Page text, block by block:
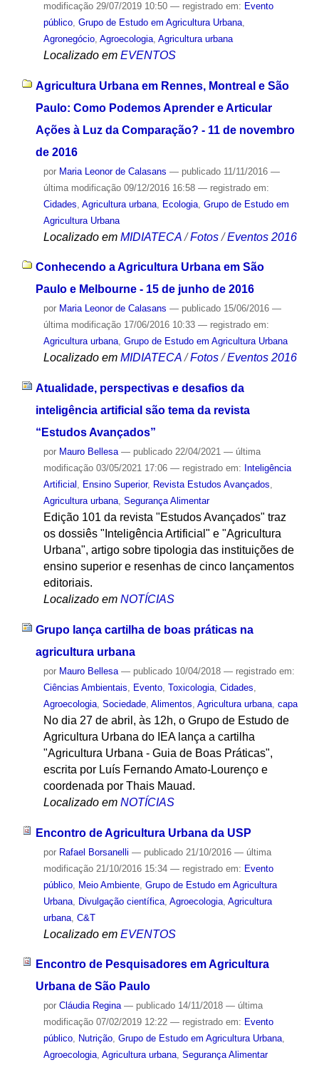
modificação29/07/2019 10:50 — registrado em: Evento
público, Grupo de Estudo em Agricultura Urbana,
Agronegócio, Agroecologia, Agricultura urbana
Localizado em EVENTOS
Agricultura Urbana em Rennes, Montreal e São
Paulo: Como Podemos Aprender e Articular
Ações à Luz da Comparação? - 11 de novembro
de 2016
por Maria Leonor de Calasans — publicado11/11/2016 —
última modificação09/12/2016 16:58 — registrado em:
Cidades Agricultura urbana, Ecologia, Grupo de Estudo em
Agricultura Urbana
Localizado em MIDIATECA /Fotos /Eventos 2016
Conhecendo a Agricultura Urbana em São
Paulo e Melbourne - 15 de junho de 2016
por Maria Leonor de Calasans — publicado15/06/2016 —
última modificação17/06/2016 10:33 — registrado em:
Agricultura urbana, Grupo de Estudo em Agricultura Urbana
Localizado em MIDIATECA /Fotos /Eventos 2016
Atualidade, perspectivas e desafios da
inteligência artificial são tema da revista
“Estudos Avançados”
por Mauro Bellesa — publicado22/04/2021 — última
modificação03/05/2021 17:06 — registrado em: Inteligência
Artificial , Ensino Superior, Revista Estudos Avançados,
Agricultura urbana, Segurança Alimentar
Edição 101 da revista "Estudos Avançados" traz
os dossiês "Inteligência Artificial" e "Agricultura
Urbana", artigo sobre tipologia das instituições de
ensino superior e resenhas de cinco lançamentos
editoriais.
Localizado em NOTÍCIAS
Grupo lança cartilha de boas práticas na
agricultura urbana
por Mauro Bellesa — publicado10/04/2018 — registrado em:
Ciências Ambientais
Evento, Toxicologia, Cidades
Agroecologia, Sociedade, Alimentos Agricultura urbana, capa
No dia 27 de abril, às 12h, o Grupo de Estudo de
Agricultura Urbana do IEA lança a cartilha
"Agricultura Urbana - Guia de Boas Práticas",
escrita por Luís Fernando Amato-Lourenço e
coordenada por Thais Mauad.
Localizado em NOTÍCIAS
Encontro de Agricultura Urbana da USP
por Rafael Borsanelli — publicado21/10/2016 — última
modificação21/10/2016 15:34 — registrado em: Evento
público, Meio Ambiente, Grupo de Estudo em Agricultura
Urbana, Divulgação científica, Agroecologia, Agricultura
urbana, C&T
Localizado em EVENTOS
Encontro de Pesquisadores em Agricultura
Urbana de São Paulo
por Cláudia Regina — publicado14/11/2018 — última
modificação07/02/2019 12:22 — registrado em: Evento
público, Nutrição, Grupo de Estudo em Agricultura Urbana,
Agroecologia, Agricultura urbana, Segurança Alimentar